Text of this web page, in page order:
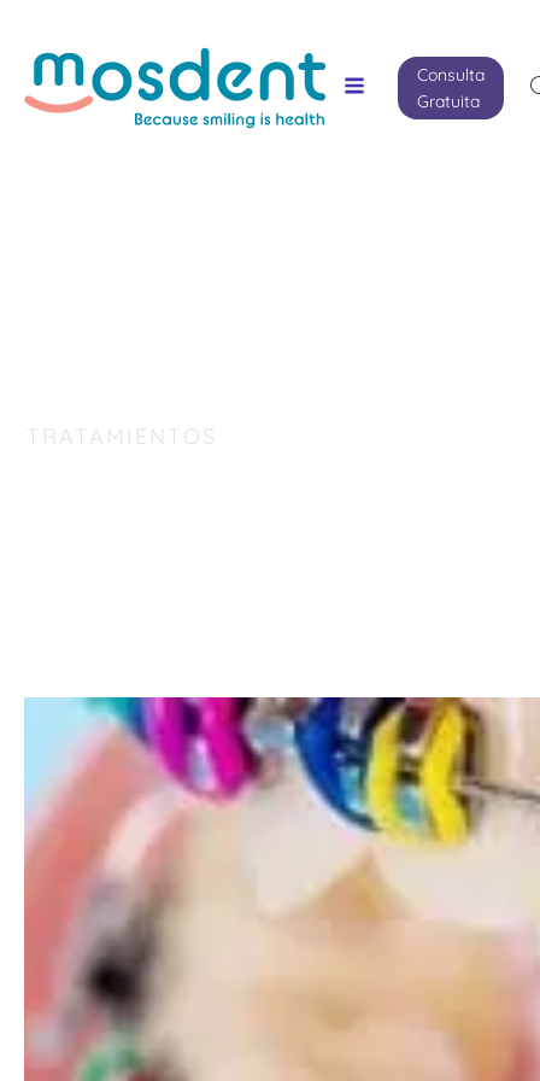
Consulta
Gratuita
TRATAMIENTOS